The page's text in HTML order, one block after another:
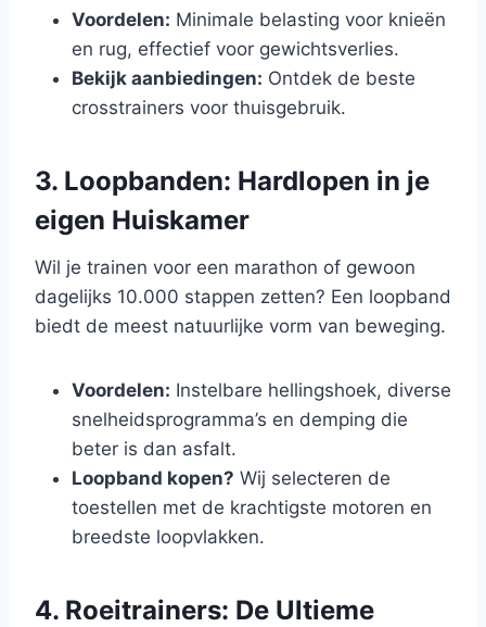
Voordelen: Minimale belasting voor knieën
en rug, effectief voor gewichtsverlies.
Bekijk aanbiedingen: Ontdek de beste
crosstrainers voor thuisgebruik.
3. Loopbanden: Hardlopen in je
eigen Huiskamer
Wil je trainen voor een marathon of gewoon
dagelijks 10.000 stappen zetten? Een loopband
biedt de meest natuurlijke vorm van beweging.
Voordelen: Instelbare hellingshoek, diverse
snelheidsprogramma’s en demping die
beter is dan asfalt.
Loopband kopen? Wij selecteren de
toestellen met de krachtigste motoren en
breedste loopvlakken.
4. Roeitrainers: De Ultieme